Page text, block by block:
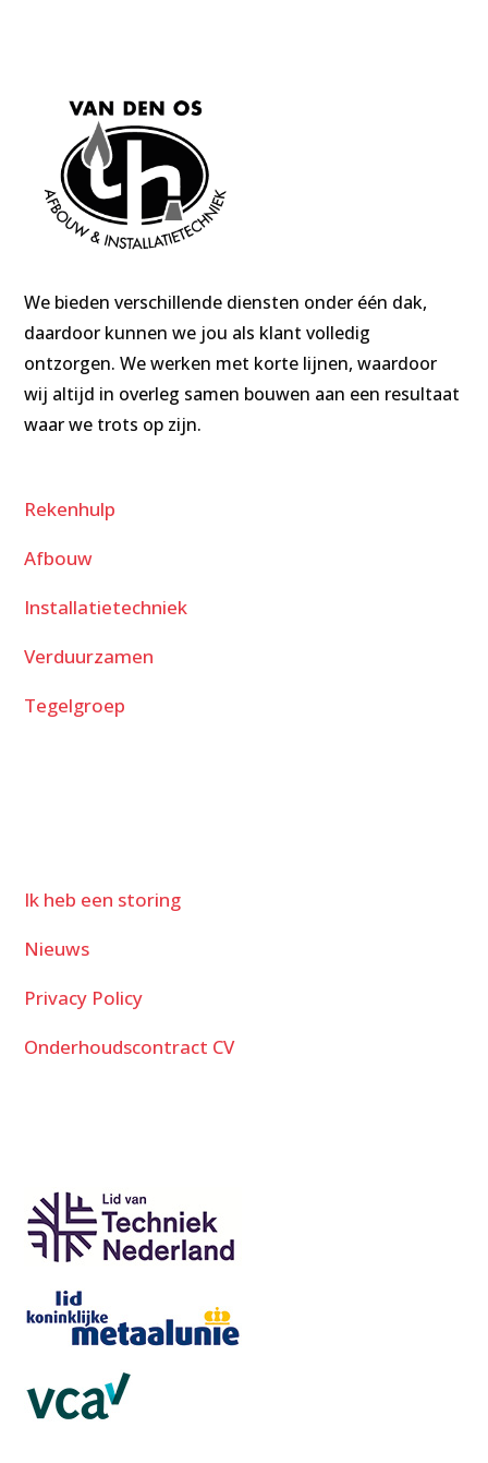
We bieden verschillende diensten onder één dak,
daardoor kunnen we jou als klant volledig
ontzorgen. We werken met korte lijnen, waardoor
wij altijd in overleg samen bouwen aan een resultaat
waar we trots op zijn.
Rekenhulp
Afbouw
Installatietechniek
Verduurzamen
Tegelgroep
Ik heb een storing
Nieuws
Privacy Policy
Onderhoudscontract CV